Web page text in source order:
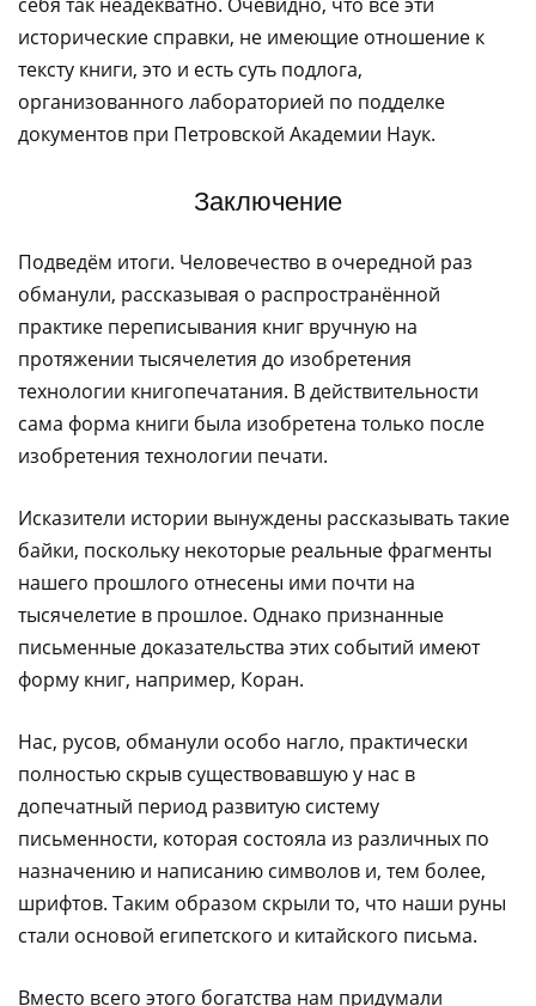
исторические справки, не имеющие отношение к
тексту книги, это и есть суть подлога,
организованного лабораторией по подделке
документов при Петровской Академии Наук.
Заключение
Подведём итоги. Человечество в очередной раз
обманули, рассказывая о распространённой
практике переписывания книг вручную на
протяжении тысячелетия до изобретения
технологии книгопечатания. В действительности
сама форма книги была изобретена только после
изобретения технологии печати.
Исказители истории вынуждены рассказывать такие
байки, поскольку некоторые реальные фрагменты
нашего прошлого отнесены ими почти на
тысячелетие в прошлое. Однако признанные
письменные доказательства этих событий имеют
форму книг, например, Коран.
Нас, русов, обманули особо нагло, практически
полностью скрыв существовавшую у нас в
допечатный период развитую систему
письменности, которая состояла из различных по
назначению и написанию символов и, тем более,
шрифтов. Таким образом скрыли то, что наши руны
стали основой египетского и китайского письма.
Вместо всего этого богатства нам придумали